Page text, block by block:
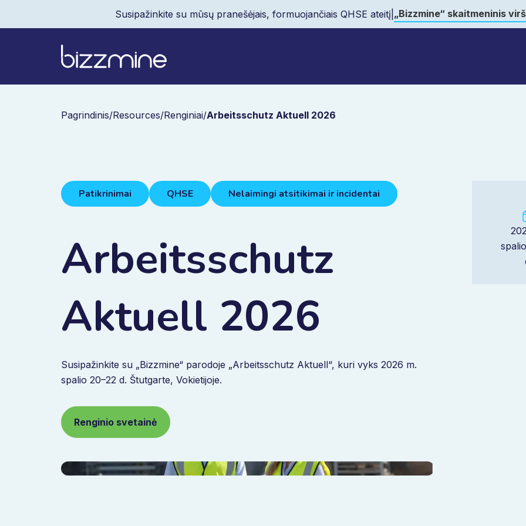
Susipažinkite su mūsų pranešėjais, formuojančiais QHSE ateitį „Bizzmine“ skaitmeninis
Pagrindinis/Resources/Renginiai/Arbeitsschutz Aktuell 2026
Patikrinimai QHSE Nelaimingi atsitikimai ir incidentai
Arbeitsschutz
Aktuell 2026
Susipažinkite su „Bizzmine“ parodoje „Arbeitsschutz Aktuell“, kuri vyks 2026 m.
spalio 20–22 d. Štutgarte, Vokietijoje.
Renginio svetainė